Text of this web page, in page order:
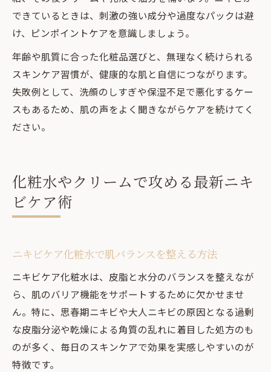
できているときは、刺激の強い成分や過度なパックは避
け、ピンポイントケアを意識しましょう。
年齢や肌質に合った化粧品選びと、無理なく続けられる
スキンケア習慣が、健康的な肌と自信につながります。
失敗例として、洗顔のしすぎや保湿不足で悪化するケー
スもあるため、肌の声をよく聞きながらケアを続けてく
ださい。
化粧水やクリームで攻める最新ニキ
ビケア術
ニキビケア化粧水で肌バランスを整える方法
ニキビケア化粧水は、皮脂と水分のバランスを整えなが
ら、肌のバリア機能をサポートするために欠かせませ
ん。特に、思春期ニキビや大人ニキビの原因となる過剰
な皮脂分泌や乾燥による角質の乱れに着目した処方のも
のが多く、毎日のスキンケアで効果を実感しやすいのが
特徴です。